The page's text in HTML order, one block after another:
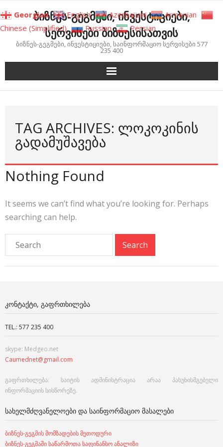
to
content
ბიზნეს-გეგმები, ინვესტიციები,
სერვისები ბიზნესისათვის
ბიზნეს-გეგმები, ინვესტიციები, საინფორმაციო სერვისები 577
235 400
TAG ARCHIVES: ᲚᲝᲙᲝᲙᲘᲜᲘᲡ
ᲒᲐᲓᲐᲛᲣᲨᲐᲕᲔᲑᲐ
Nothing Found
It seems we can’t find what you’re looking for. Perhaps
searching can help.
ᲙᲝᲜᲢᲐᲥᲢᲘ, ᲒᲐᲤᲠᲗᲮᲘᲚᲔᲑᲐ
TEL.: 577 235 400
skype: Medgeo.net
Caumednet@gmail.com
გაფრთხილება: საიტის ადმინისტრაცია არაა პასუხისმგებელი
ინფორმაციის სისწორეზე.
ᲡᲐᲮᲔᲚᲛᲫᲦᲕᲐᲜᲔᲚᲝᲔᲑᲘ ᲓᲐ ᲡᲐᲘᲜᲤᲝᲠᲛᲐᲪᲘᲝ ᲛᲐᲡᲐᲚᲔᲑᲘ
ბიზნეს-გეგმის მომზადების მეთოდური
ბიზნეს-გეგმაში საწარმოთა საფინანსო ანალიზი
Georgian English Azerbaijani
Armenian
Chinese (Simplified)
Russian Persian